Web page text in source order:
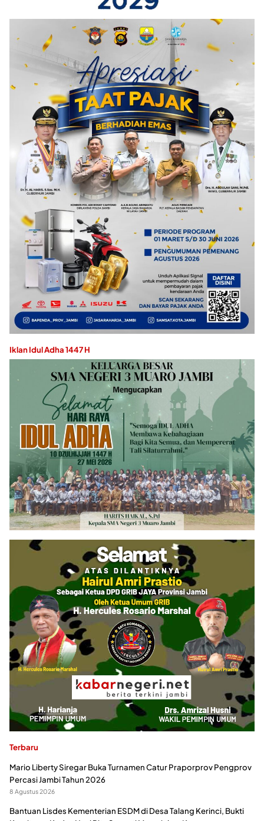
Iklan Idul Adha 1447 H
Terbaru
Mario Liberty Siregar Buka Turnamen Catur Praporprov Pengprov
Percasi Jambi Tahun 2026
8 Agustus 2026
Bantuan Lisdes Kementerian ESDM di Desa Talang Kerinci, Bukti